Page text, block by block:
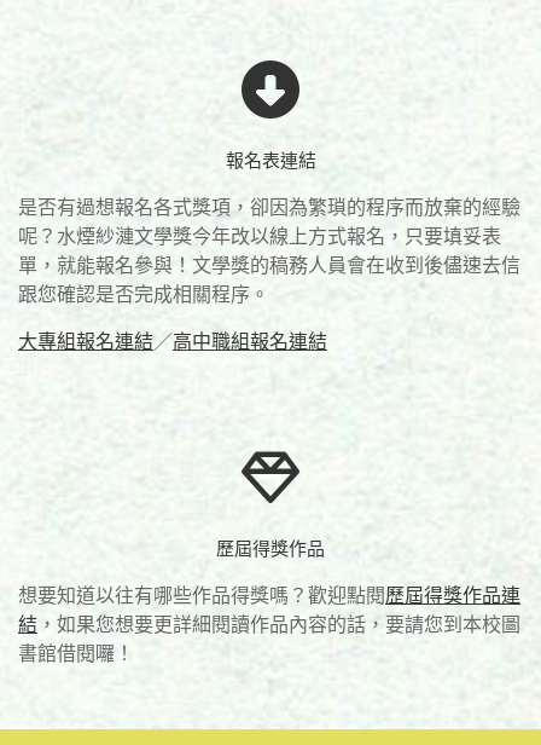
報名表連結
是否有過想報名各式獎項，卻因為繁瑣的程序而放棄的經驗
呢？ 水煙紗漣文學獎今年改以線上方式報名，只要填妥表
單， 就能報名參與！ 文學獎的稿務人員會在收到後儘速去信
跟您確認是否完成相關程序。
大專組報名連結／高中職組報名連結
歷屆得獎作品
想要知道以往有哪些作品得獎嗎？歡迎點閱歷屆得獎作品連
結 ，如果您想要更詳細閱讀作品內容的話，要請您到本校圖
書館借閱囉！